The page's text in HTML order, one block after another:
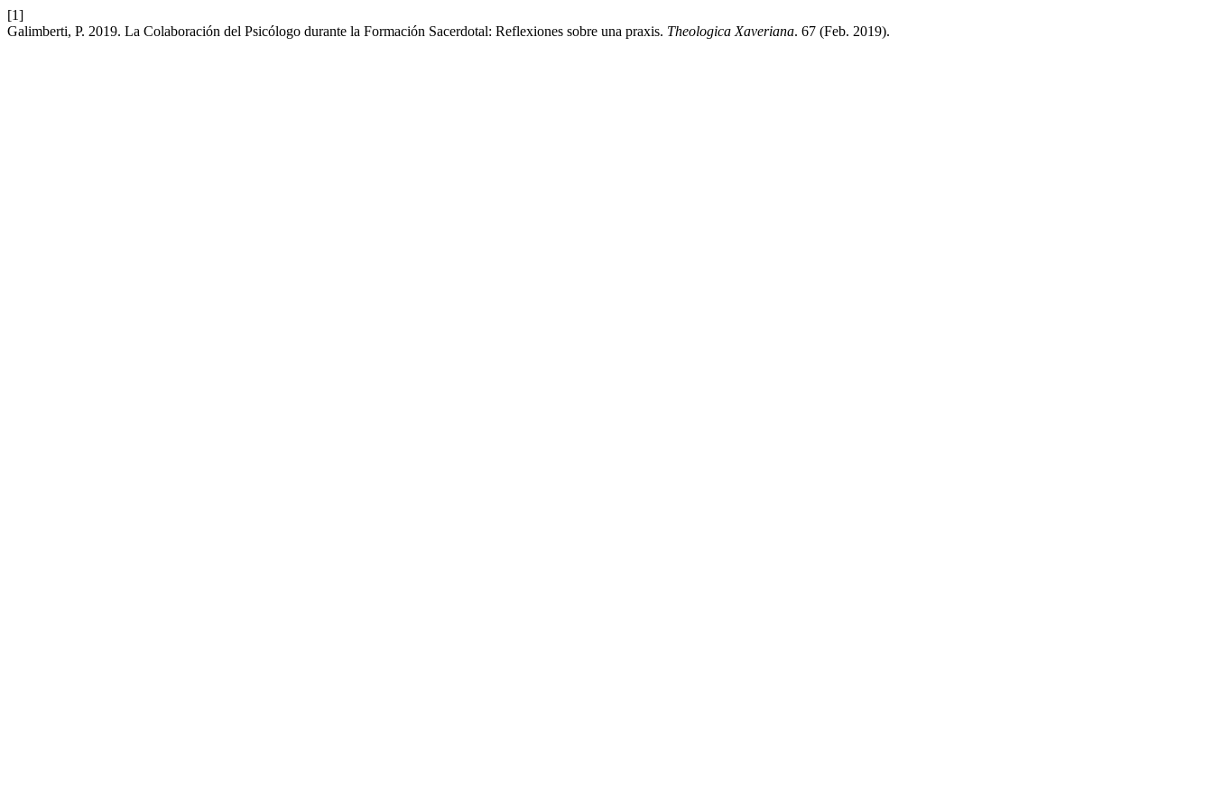
[1]
Galimberti, P. 2019. La Colaboración del Psicólogo durante la Formación Sacerdotal: Reflexiones sobre una praxis. Theologica Xaveriana. 67 (Feb. 2019).